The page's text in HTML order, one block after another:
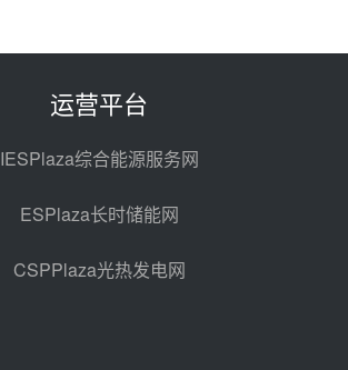
组电加热熔盐储能提升机组灵活性
采购
120MW级高导热空冷发电机通过
华电科工金源华电淄博熔盐储热项
目熔盐储罐采购
08-06 11:47
运营平台
IESPlaza综合能源服务网
ESPlaza长时储能网
CSPPlaza光热发电网